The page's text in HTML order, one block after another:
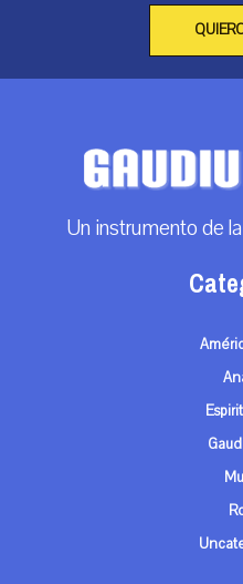
Un instrumento de